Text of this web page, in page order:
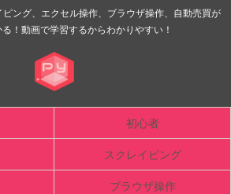
ング、エクセル操作、ブラウザ操作、自動売買が
！動画で学習するからわかりやすい！
初心者
スクレイピング
ブラウザ操作